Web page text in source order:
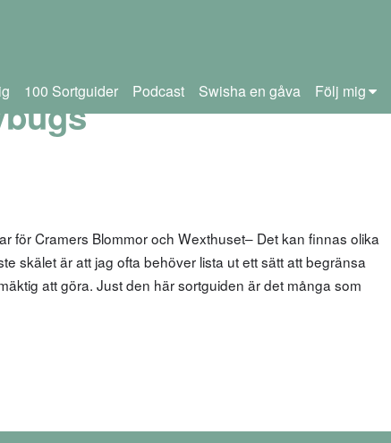
100 Sortguider Podcast Swisha en gåva Följ mig
för Cramers Blommor och Wexthuset– Det kan finnas olika
skälet är att jag ofta behöver lista ut ett sätt att begränsa
att göra. Just den här sortguiden är det många som